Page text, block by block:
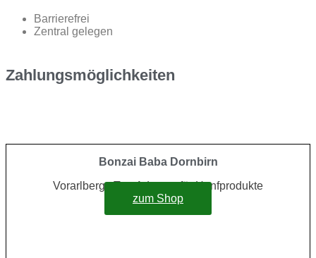
Barrierefrei
Zentral gelegen
Zahlungsmöglichkeiten
Bonzai Baba Dornbirn
Vorarlbergs Top-Adresse für Hanfprodukte
zum Shop